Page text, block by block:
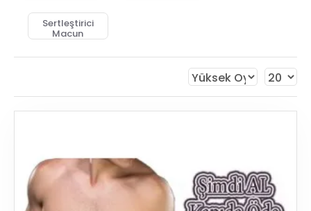
Sertleştirici
Macun